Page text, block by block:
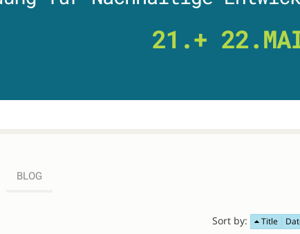
BLOG
Sort by: Title